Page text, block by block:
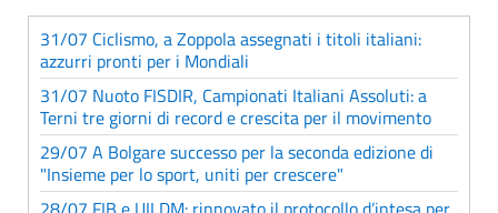
31/07 Ciclismo, a Zoppola assegnati i titoli italiani:
azzurri pronti per i Mondiali
31/07 Nuoto FISDIR, Campionati Italiani Assoluti: a
Terni tre giorni di record e crescita per il movimento
29/07 A Bolgare successo per la seconda edizione di
"Insieme per lo sport, uniti per crescere"